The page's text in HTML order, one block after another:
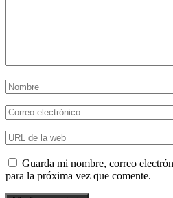
Guarda mi nombre, correo
para la próxima vez que comente.